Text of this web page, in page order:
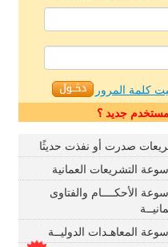
كلمة المرور
مستخدم جديد ؟
صدرت أو نفذت حديثًا
التشريعات العمانية
الأحكــــام والفتاوى
المعاهـدات الدوليــة